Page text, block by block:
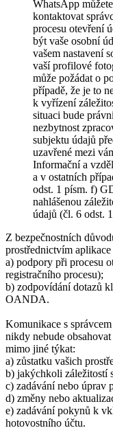
WhatsApp
kontaktovat
procesu otevření
být vaše osobní
vašem nastavení
vaší profilové
může požádat o
případě, že je to
k vyřízení
situaci bude
nezbytnost
subjektu údajů
uzavřené mezi
Informační a
a v ostatních
odst. 1 písm. f)
nahlášenou
údajů (čl. 6 odst.
Z bezpečnostních
prostřednictvím
a) podpory při procesu
registračního procesu);
b) zodpovídání dotazů
OANDA.
Komunikace s
nikdy nebude
mimo jiné týkat:
a) zůstatku vašich
b) jakýchkoli záležitostí
c) zadávání nebo úprav
d) změny nebo
e) zadávání pokynů k
hotovostního účtu.